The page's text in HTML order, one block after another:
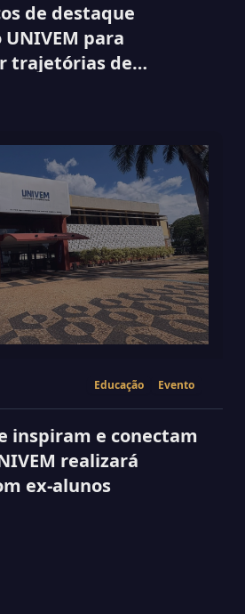
de destaque
para
trajetórias de
Educação Evento
inspiram e conectam
realizará
ex-alunos